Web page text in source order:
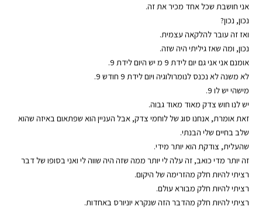
אני חושבת שכל אחד מכיר את זה.
נכון, נכון?
ואז זה עובר להלקאה עצמית.
נכון, ומה שאז גיליתי היה שזה.
אומנם אני אני גם יום לידת 9 מ יש היום לידת 9.
לא משנה לא נכנס לנומרולוגיה ויום לידת 9 חודש 9.
מישהי יש לו 9.
יש לנו חוש צדק מאוד מאוד גבוה.
זאת אומרת, אנחנו סוג של לוחמי צדק, אבל העניין הוא שפתאום באיזה שהוא
שלב בחיים שלי הבנתי.
שהעלית, צודקת הוא יותר מידי.
זה יותר מדי כואב, זה עלה לי יותר ממה שזה היה שווה לי ואני בסופו של דבר
רציתי להיות חלק מהזרימה של היקום.
רציתי להיות חלק מבורא עולם.
רציתי להיות חלק מהדבר הזה שנקרא יוניורס באחדות.